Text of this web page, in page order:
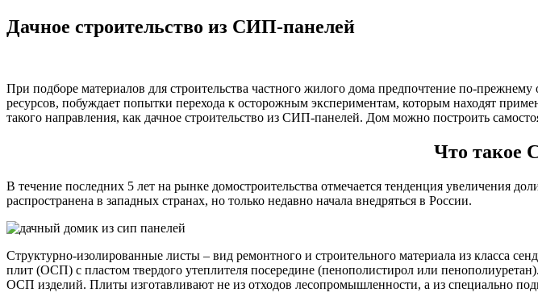
Дачное строительство из СИП-панелей
При подборе материалов для строительства частного жилого дома предпочтение по-
ресурсов, побуждает попытки перехода к осторожным экспериментам, которым находят
такого направления, как дачное строительство из СИП-панелей. Дом можно построить
Что такое
В течение последних 5 лет на рынке домостроительства отмечается тенденция увеличения
распространена в западных странах, но только недавно начала внедряться в России.
Структурно-изолированные листы – вид ремонтного и строительного материала из класса
плит (ОСП) с пластом твердого утеплителя посередине (пенополистирол или
ОСП изделий. Плиты изготавливают не из отходов лесопромышленности, а из специально